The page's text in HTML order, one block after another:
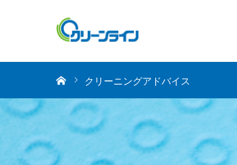
クリーニングアドバイス